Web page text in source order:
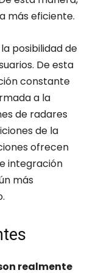
más eficiente.
posibilidad de
De esta
constante
a la
de radares
de la
ofrecen
integración
más
realmente